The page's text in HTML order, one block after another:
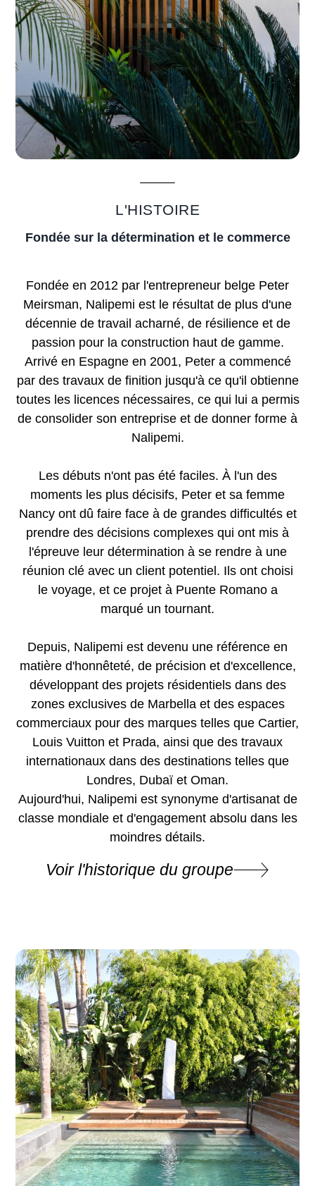
L'HISTOIRE
Fondée sur la détermination et le commerce
Fondée en 2012 par l'entrepreneur belge Peter
Meirsman, Nalipemi est le résultat de plus d'une
décennie de travail acharné, de résilience et de
passion pour la construction haut de gamme.
Arrivé en Espagne en 2001, Peter a commencé
par des travaux de finition jusqu'à ce qu'il obtienne
toutes les licences nécessaires, ce qui lui a permis
de consolider son entreprise et de donner forme à
Nalipemi.
Les débuts n'ont pas été faciles. À l'un des
moments les plus décisifs, Peter et sa femme
Nancy ont dû faire face à de grandes difficultés et
prendre des décisions complexes qui ont mis à
l'épreuve leur détermination à se rendre à une
réunion clé avec un client potentiel. Ils ont choisi
le voyage, et ce projet à Puente Romano a
marqué un tournant.
Depuis, Nalipemi est devenu une référence en
matière d'honnêteté, de précision et d'excellence,
développant des projets résidentiels dans des
zones exclusives de Marbella et des espaces
commerciaux pour des marques telles que Cartier,
Louis Vuitton et Prada, ainsi que des travaux
internationaux dans des destinations telles que
Londres, Dubaï et Oman.
Aujourd'hui, Nalipemi est synonyme d'artisanat de
classe mondiale et d'engagement absolu dans les
moindres détails.
Voir l'historique du groupe